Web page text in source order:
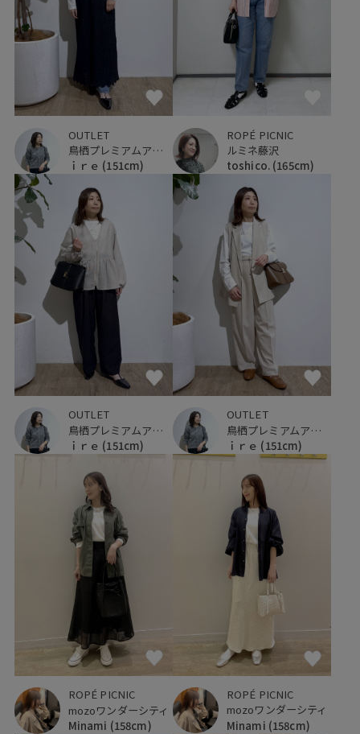
OUTLET
鳥栖プレミアムアウトレット
ｉｒｅ (151cm)
ROPÉ PICNIC
ルミネ藤沢
toshico. (165cm)
OUTLET
鳥栖プレミアムアウトレット
ｉｒｅ (151cm)
OUTLET
鳥栖プレミアムアウトレット
ｉｒｅ (151cm)
ROPÉ PICNIC
mozoワンダーシティ
Minami (158cm)
ROPÉ PICNIC
mozoワンダーシティ
Minami (158cm)